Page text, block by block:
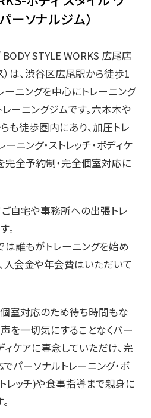
ーソナルジム）
STYLE WORKS 広尾店
）は、渋谷区広尾駅から徒歩1
ニングを中心にトレーニング
ーニングジムです。六本木や
も徒歩圏内にあり、加圧トレ
ニング・ストレッチ・ボディケ
完全予約制・完全個室対応に
自宅や事務所への出張トレ
。
は誰もがトレーニングを始め
入会金や年会費はいただいて
個室対応のため待ち時間もな
を一切気にすることなくパー
ィケアに専念していただけ、完
パーソナルトレーニング・ボ
レッチ)や食事指導まで親身に